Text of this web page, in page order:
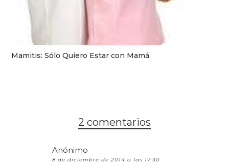
Mamitis: Sólo Quiero Estar con Mamá
2 comentarios
Anónimo
8 de diciembre de 2014 a las 17:30